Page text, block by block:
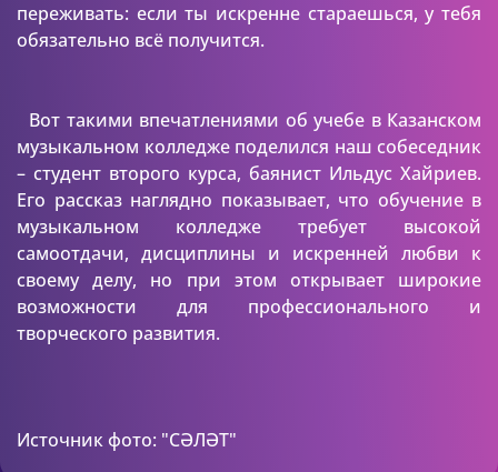
переживать: если ты искренне стараешься, у тебя
обязательно всё получится.
Вот такими впечатлениями об учебе в Казанском
музыкальном колледже поделился наш собеседник
– студент второго курса, баянист Ильдус Хайриев.
Его рассказ наглядно показывает, что обучение в
музыкальном колледже требует высокой
самоотдачи, дисциплины и искренней любви к
своему делу, но при этом открывает широкие
возможности для профессионального и
творческого развития.
Источник фото: "СӘЛӘТ"